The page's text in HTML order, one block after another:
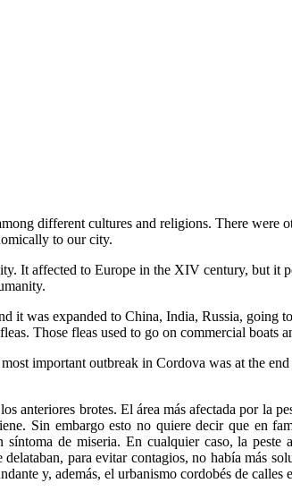
different cultures and religions. There
to our city.
It affected to Europe in the XIV century, but it
it was expanded to China, India, Russia,
Those fleas used to go on commercial
important outbreak in Cordova was at the
anteriores brotes. El área más afectada por la
Sin embargo esto no quiere decir que en
síntoma de miseria. En cualquier caso, la
para evitar contagios, no había más
y, además, el urbanismo cordobés de